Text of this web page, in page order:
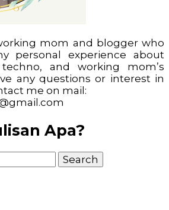
mom and blogger who
personal experience about
techno, and working mom’s
any questions or interest in
me on mail:
Apa?